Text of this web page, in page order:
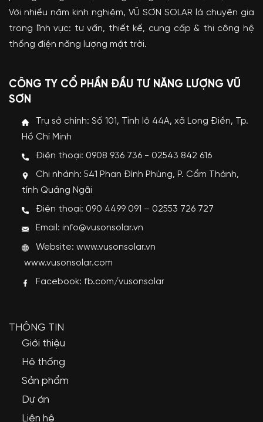
Với nhiều năm kinh nghiệm, VŨ SƠN SOLAR là chuyên gia
trong lĩnh vực: tư vấn, thiết kế, cung cấp & thi công hệ
thống điện năng lượng mặt trời.
CÔNG TY CỔ PHẦN ĐẦU TƯ NĂNG LƯỢNG VŨ
SƠN
Trụ sở chính: Số 101, Tỉnh lộ 44A, xã Long Điền, Tp.
Hồ Chí Minh
Điện thoại: 0908 936 736 - 02543 842 616
Chi nhánh: 541 Phan Đình Phùng, P. Cẩm Thành,
tỉnh Quảng Ngãi
Điện thoại: 090 4499 091 – 02553 726 727
Email: info@vusonsolar.vn
Website:www.vusonsolar.vn
www.vusonsolar.com
Facebook: fb.com/vusonsolar
THÔNG TIN
Giới thiệu
Hệ thống
Sản phẩm
Dự án
Liên hệ